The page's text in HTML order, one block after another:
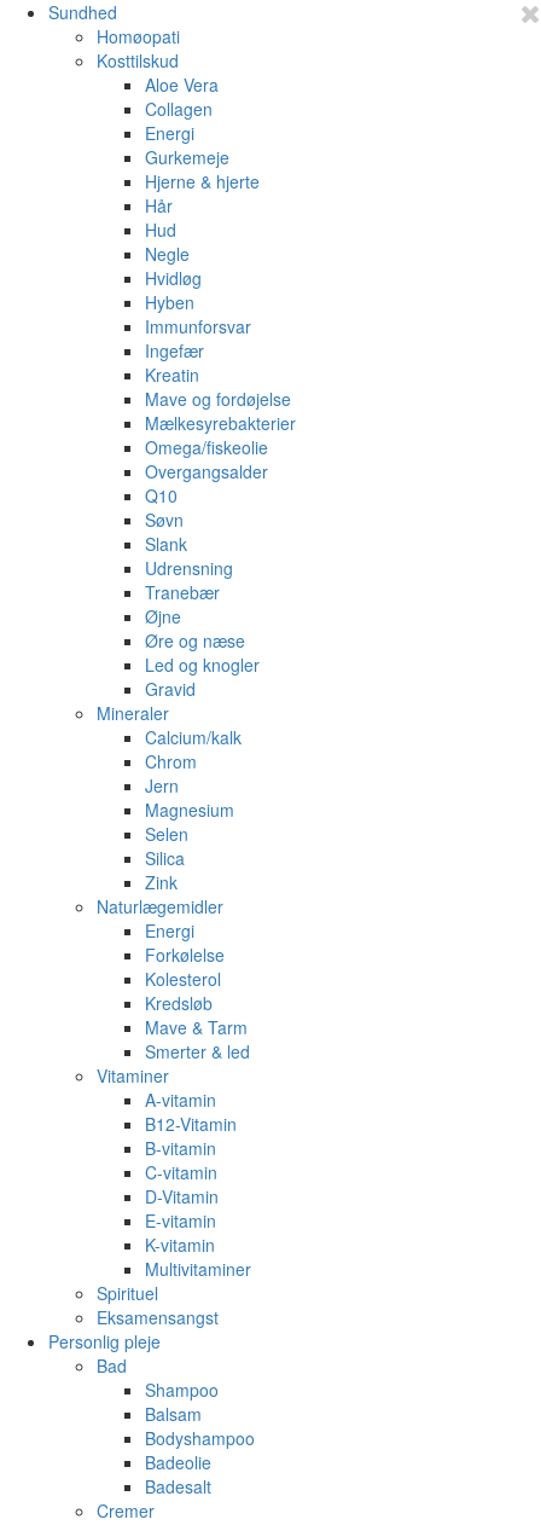
Sundhed
Homøopati
Kosttilskud
Aloe Vera
Collagen
Energi
Gurkemeje
Hjerne & hjerte
Hår
Hud
Negle
Hvidløg
Hyben
Immunforsvar
Ingefær
Kreatin
Mave og fordøjelse
Mælkesyrebakterier
Omega/fiskeolie
Overgangsalder
Q10
Søvn
Slank
Udrensning
Tranebær
Øjne
Øre og næse
Led og knogler
Gravid
Mineraler
Calcium/kalk
Chrom
Jern
Magnesium
Selen
Silica
Zink
Naturlægemidler
Energi
Forkølelse
Kolesterol
Kredsløb
Mave & Tarm
Smerter & led
Vitaminer
A-vitamin
B12-Vitamin
B-vitamin
C-vitamin
D-Vitamin
E-vitamin
K-vitamin
Multivitaminer
Spirituel
Eksamensangst
Personlig pleje
Bad
Shampoo
Balsam
Bodyshampoo
Badeolie
Badesalt
Cremer